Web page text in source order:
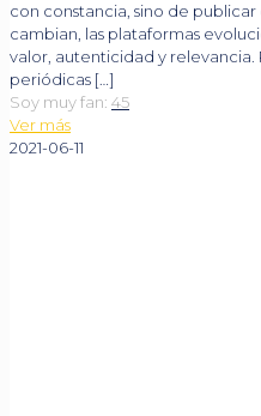
con constancia, sino de
cambian, las plataformas
valor, autenticidad y relevancia.
periódicas […]
Soy muy fan: 45
Ver más
2021-06-11